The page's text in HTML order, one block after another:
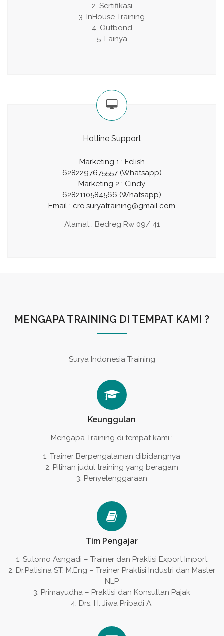
Sertifikasi
InHouse Training
Outbond
Lainya
Hotline Support
Marketing 1 : Felish
6282297675557 (Whatsapp)
Marketing 2 : Cindy
6282110584566 (Whatsapp)
Email : cro.suryatraining@gmail.com
Alamat : Bedreg Rw 09/ 41
MENGAPA TRAINING DI TEMPAT KAMI ?
Surya Indonesia Training
Keunggulan
Mengapa Training di tempat kami :
Trainer Berpengalaman dibidangnya
Pilihan judul training yang beragam
Penyelenggaraan
Tim Pengajar
Sutomo Asngadi – Trainer dan Praktisi Export Import
Dr.Patisina ST, M.Eng – Trainer Praktisi Industri dan Master
NLP
Primayudha – Praktisi dan Konsultan Pajak
Drs. H. Jiwa Pribadi A,